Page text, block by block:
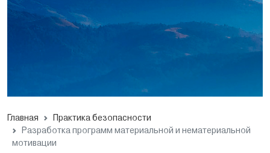
Главная
Практика безопасности
Разработка программ материальной и нематериальной
мотивации